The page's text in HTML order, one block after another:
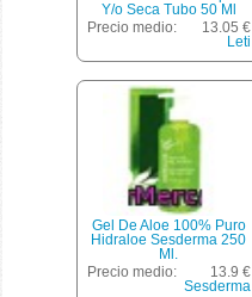
Y/o Seca Tubo 50 Ml
Precio medio:
13.05 €
Leti
Gel De Aloe 100% Puro
Hidraloe Sesderma 250
Ml.
Precio medio:
13.9 €
Sesderma